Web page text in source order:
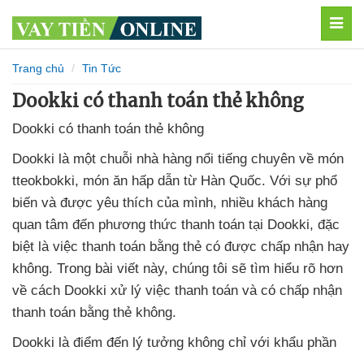
Trang chủ Tin Tức
Dookki có thanh toán thẻ không
Dookki có thanh toán thẻ không
Dookki là một chuỗi nhà hàng nổi tiếng chuyên về món
tteokbokki, món ăn hấp dẫn từ Hàn Quốc. Với sự phổ
biến và được yêu thích của mình, nhiều khách hàng
quan tâm đến phương thức thanh toán tại Dookki, đặc
biệt là việc thanh toán bằng thẻ có được chấp nhận hay
không. Trong bài viết này, chúng tôi sẽ tìm hiểu rõ hơn
về cách Dookki xử lý việc thanh toán và có chấp nhận
thanh toán bằng thẻ không.
Dookki là điểm đến lý tưởng không chỉ với khẩu phần